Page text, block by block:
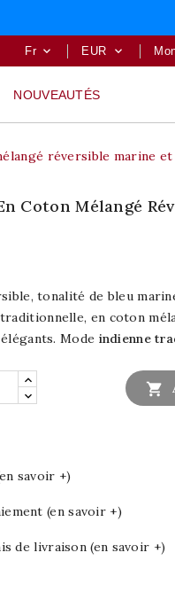
EUR 
Fr 
NOUVEAUTÉS
réversible marine et
Coton Mélangé
tonalité de bleu
traditionnelle, en coton
Mode indienne

savoir +)
(en savoir +)
de livraison (en savoir +)